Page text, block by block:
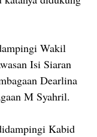
Wakil
Isi Siaran
Dearlina
M Syahril.
Kabid